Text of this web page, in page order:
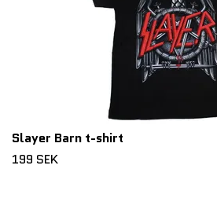
Slayer Barn t-shirt
199 SEK